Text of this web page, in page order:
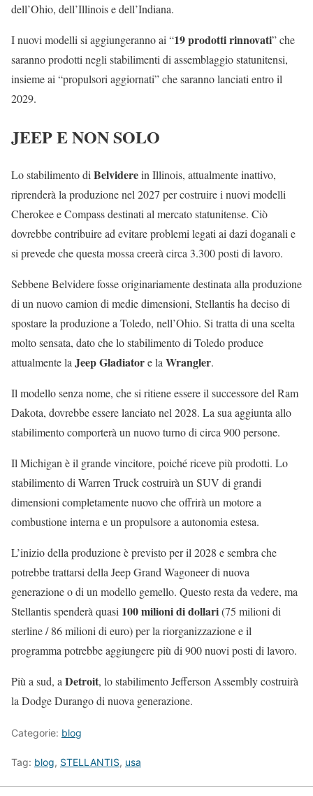
dell’Ohio, dell’Illinois e dell’Indiana.
I nuovi modelli si aggiungeranno ai “19 prodotti rinnovati” che
saranno prodotti negli stabilimenti di assemblaggio statunitensi,
insieme ai “propulsori aggiornati” che saranno lanciati entro il
2029.
JEEP E NON SOLO
Lo stabilimento diBelviderein Illinois, attualmente inattivo,
riprenderà la produzione nel 2027 per costruire i nuovi modelli
Cherokee e Compass destinati al mercato statunitense. Ciò
dovrebbe contribuire ad evitare problemi legati ai dazi doganali e
si prevede che questa mossa creerà circa 3.300 posti di lavoro.
Sebbene Belvidere fosse originariamente destinata alla produzione
di un nuovo camion di medie dimensioni, Stellantis ha deciso di
spostare la produzione a Toledo, nell’Ohio. Si tratta di una scelta
molto sensata, dato che lo stabilimento di Toledo produce
attualmente laJeep Gladiatore laWrangler.
Il modello senza nome, che si ritiene essere il successore del Ram
Dakota, dovrebbe essere lanciato nel 2028. La sua aggiunta allo
stabilimento comporterà un nuovo turno di circa 900 persone.
Il Michigan è il grande vincitore, poiché riceve più prodotti. Lo
stabilimento di Warren Truck costruirà un SUV di grandi
dimensioni completamente nuovo che offrirà un motore a
combustione interna e un propulsore a autonomia estesa.
L’inizio della produzione è previsto per il 2028 e sembra che
potrebbe trattarsi della Jeep Grand Wagoneer di nuova
generazione o di un modello gemello. Questo resta da vedere, ma
Stellantis spenderà quasi 100 milioni di dollari(75 milioni di
sterline / 86 milioni di euro) per la riorganizzazione e il
programma potrebbe aggiungere più di 900 nuovi posti di lavoro.
Più a sud, aDetroit, lo stabilimento Jefferson Assembly costruirà
la Dodge Durango di nuova generazione.
Categorie: blog
Tag: blog, STELLANTIS, usa